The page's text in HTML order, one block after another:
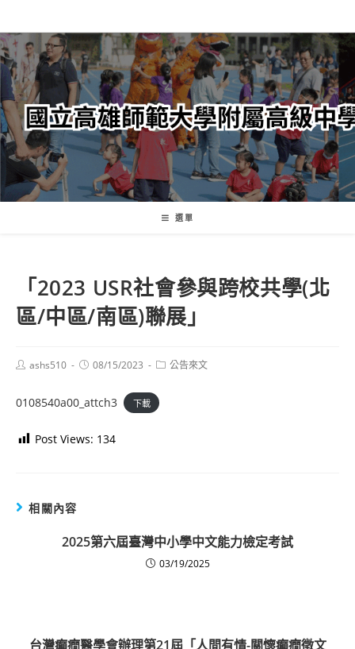
轉
至
主
內
容
選單
「2023 USR社會參與跨校共學(北
區/中區/南區)聯展」
Postashs510
Post08/15/2023
Post公告來文
0108540a00_attch3 下載
Post Views: 134
相關內容
2025第六屆臺灣中小學中文能力檢定考試
03/19/2025
台灣癲癇醫學會辦理第21屆「人間有情-關懷癲癇徵文